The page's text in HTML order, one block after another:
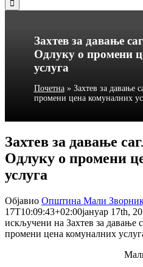
Захтев за давање
Одлуку о промени
услуга
Почетна» Захтев за давање
промени цена комуналних
Захтев за давање
Одлуку о промени
услуга
Објавио Општина Мали
17T10:09:43+02:00јануар 17th,
искључени на Захтев за давање
промени цена комуналних